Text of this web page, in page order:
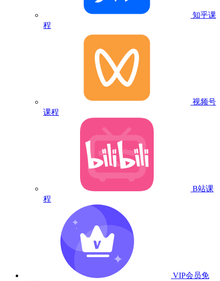
知乎课
程
视频号
课程
B站课
程
VIP会员免